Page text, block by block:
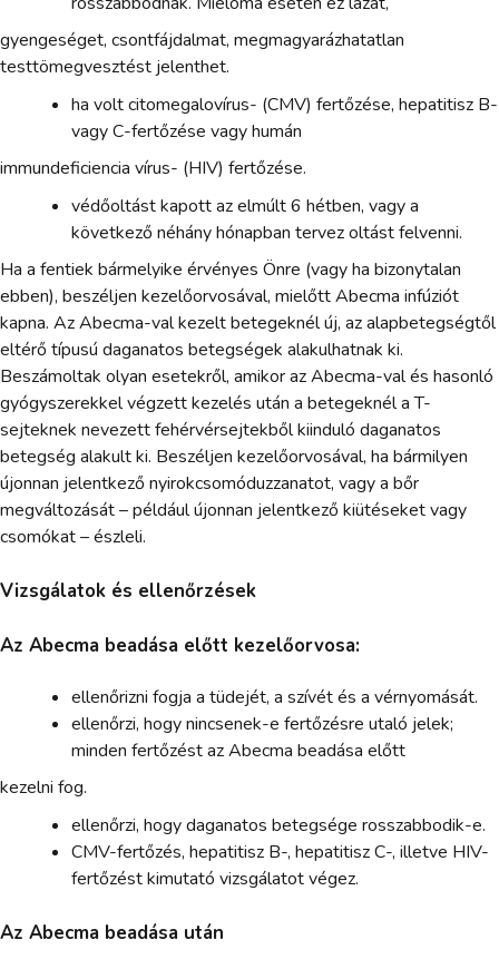
gyengeséget, csontfájdalmat, megmagyarázhatatlan
testtömegvesztést jelenthet.
ha volt citomegalovírus- (CMV) fertőzése, hepatitisz B-
vagy C-fertőzése vagy humán
immundeficiencia vírus- (HIV) fertőzése.
védőoltást kapott az elmúlt 6 hétben, vagy a
következő néhány hónapban tervez oltást felvenni.
Ha a fentiek bármelyike érvényes Önre (vagy ha bizonytalan
ebben), beszéljen kezelőorvosával, mielőtt Abecma infúziót
kapna. Az Abecma-val kezelt betegeknél új, az alapbetegségtől
eltérő típusú daganatos betegségek alakulhatnak ki.
Beszámoltak olyan esetekről, amikor az Abecma-val és hasonló
gyógyszerekkel végzett kezelés után a betegeknél a T-
sejteknek nevezett fehérvérsejtekből kiinduló daganatos
betegség alakult ki. Beszéljen kezelőorvosával, ha bármilyen
újonnan jelentkező nyirokcsomóduzzanatot, vagy a bőr
megváltozását – például újonnan jelentkező kiütéseket vagy
csomókat – észleli.
Vizsgálatok és ellenőrzések
Az Abecma beadása előtt kezelőorvosa:
ellenőrizni fogja a tüdejét, a szívét és a vérnyomását.
ellenőrzi, hogy nincsenek-e fertőzésre utaló jelek;
minden fertőzést az Abecma beadása előtt
kezelni fog.
ellenőrzi, hogy daganatos betegsége rosszabbodik-e.
CMV-fertőzés, hepatitisz B-, hepatitisz C-, illetve HIV-
fertőzést kimutató vizsgálatot végez.
Az Abecma beadása után